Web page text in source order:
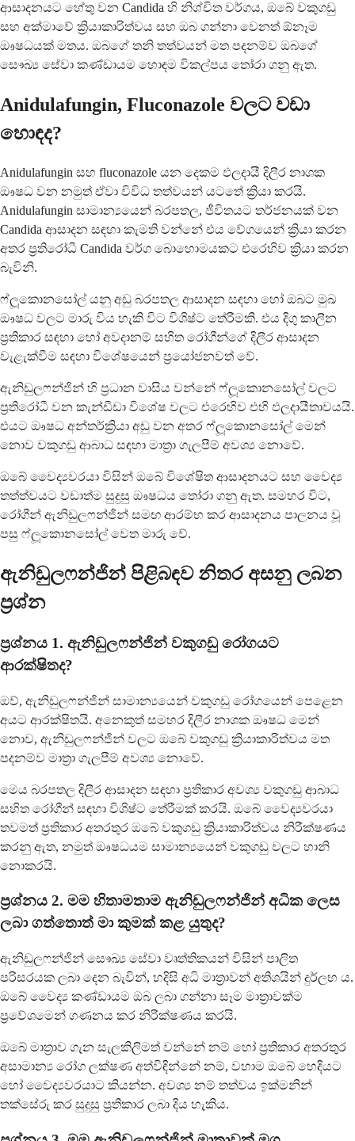
ආසාදනයට හේතු වන Candida හි නිශ්චිත වර්ගය, ඔබේ වකුගඩු
සහ අක්මාවේ ක්‍රියාකාරිත්වය සහ ඔබ ගන්නා වෙනත් ඕනෑම
ඖෂධයක් මතය. ඔබගේ තනි තත්වයන් මත පදනම්ව ඔබගේ
සෞඛ්‍ය සේවා කණ්ඩායම හොඳම විකල්පය තෝරා ගනු ඇත.
Anidulafungin, Fluconazole වලට වඩා
හොඳද?
Anidulafungin සහ fluconazole යන දෙකම ඵලදායී දිලීර නාශක
ඖෂධ වන නමුත් ඒවා විවිධ තත්වයන් යටතේ ක්‍රියා කරයි.
Anidulafungin සාමාන්‍යයෙන් බරපතල, ජීවිතයට තර්ජනයක් වන
Candida ආසාදන සඳහා කැමති වන්නේ එය වේගයෙන් ක්‍රියා කරන
අතර ප්‍රතිරෝධී Candida වර්ග බොහොමයකට එරෙහිව ක්‍රියා කරන
බැවිනි.
ෆ්ලූකොනසෝල් යනු අඩු බරපතල ආසාදන සඳහා හෝ ඔබට මුඛ
ඖෂධ වලට මාරු විය හැකි විට විශිෂ්ට තේරීමකි. එය දිගු කාලීන
ප්‍රතිකාර සඳහා හෝ අවදානම් සහිත රෝගීන්ගේ දිලීර ආසාදන
වැළැක්වීම සඳහා විශේෂයෙන් ප්‍රයෝජනවත් වේ.
ඇනිඩුලෆන්ජින් හි ප්‍රධාන වාසිය වන්නේ ෆ්ලූකොනසෝල් වලට
ප්‍රතිරෝධී වන කැන්ඩීඩා විශේෂ වලට එරෙහිව එහි ඵලදායීතාවයයි.
එයට ඖෂධ අන්තර්ක්‍රියා අඩු වන අතර ෆ්ලූකොනසෝල් මෙන්
නොව වකුගඩු ආබාධ සඳහා මාත්‍රා ගැලපීම් අවශ්‍ය නොවේ.
ඔබේ වෛද්‍යවරයා විසින් ඔබේ විශේෂිත ආසාදනයට සහ වෛද්‍ය
තත්ත්වයට වඩාත්ම සුදුසු ඖෂධය තෝරා ගනු ඇත. සමහර විට,
රෝගීන් ඇනිඩුලෆන්ජින් සමඟ ආරම්භ කර ආසාදනය පාලනය වූ
පසු ෆ්ලූකොනසෝල් වෙත මාරු වේ.
ඇනිඩුලෆන්ජින් පිළිබඳව නිතර අසනු ලබන
ප්‍රශ්න
ප්‍රශ්නය 1. ඇනිඩුලෆන්ජින් වකුගඩු රෝගයට
ආරක්ෂිතද?
ඔව්, ඇනිඩුලෆන්ජින් සාමාන්‍යයෙන් වකුගඩු රෝගයෙන් පෙළෙන
අයට ආරක්ෂිතයි. අනෙකුත් සමහර දිලීර නාශක ඖෂධ මෙන්
නොව, ඇනිඩුලෆන්ජින් වලට ඔබේ වකුගඩු ක්‍රියාකාරිත්වය මත
පදනම්ව මාත්‍රා ගැලපීම් අවශ්‍ය නොවේ.
මෙය බරපතල දිලීර ආසාදන සඳහා ප්‍රතිකාර අවශ්‍ය වකුගඩු ආබාධ
සහිත රෝගීන් සඳහා විශිෂ්ට තේරීමක් කරයි. ඔබේ වෛද්‍යවරයා
තවමත් ප්‍රතිකාර අතරතුර ඔබේ වකුගඩු ක්‍රියාකාරිත්වය නිරීක්ෂණය
කරනු ඇත, නමුත් ඖෂධයම සාමාන්‍යයෙන් වකුගඩු වලට හානි
නොකරයි.
ප්‍රශ්නය 2. මම හිතාමතාම ඇනිඩුලෆන්ජින් අධික ලෙස
ලබා ගත්තොත් මා කුමක් කළ යුතුද?
ඇනිඩුලෆන්ජින් සෞඛ්‍ය සේවා වෘත්තිකයන් විසින් පාලිත
පරිසරයක ලබා දෙන බැවින්, හදිසි අධි මාත්‍රාවන් අතිශයින් දුර්ලභ ය.
ඔබේ වෛද්‍ය කණ්ඩායම ඔබ ලබා ගන්නා සෑම මාත්‍රාවක්ම
ප්‍රවේශමෙන් ගණනය කර නිරීක්ෂණය කරයි.
ඔබේ මාත්‍රාව ගැන සැලකිලිමත් වන්නේ නම් හෝ ප්‍රතිකාර අතරතුර
අසාමාන්‍ය රෝග ලක්ෂණ අත්විඳින්නේ නම්, වහාම ඔබේ හෙදියට
හෝ වෛද්‍යවරයාට කියන්න. අවශ්‍ය නම් තත්වය ඉක්මනින්
තක්සේරු කර සුදුසු ප්‍රතිකාර ලබා දිය හැකිය.